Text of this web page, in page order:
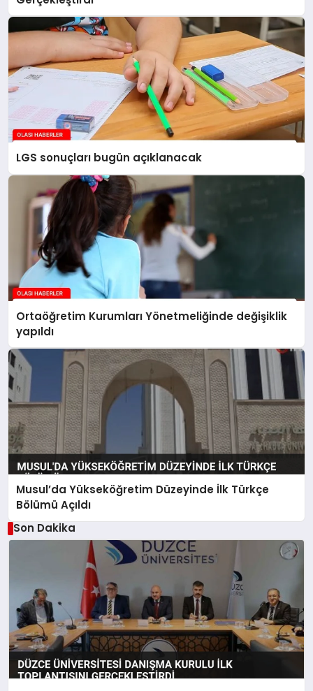
LGS sonuçları bugün açıklanacak
Ortaöğretim Kurumları Yönetmeliğinde değişiklik
yapıldı
Musul’da Yükseköğretim Düzeyinde İlk Türkçe
Bölümü Açıldı
Son Dakika